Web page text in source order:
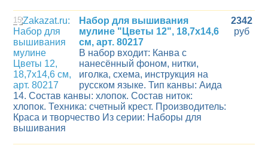
15
Набор для вышивания
мулине "Цветы 12", 18,7х14,6
см, арт. 80217
В набор входит: Канва с
нанесённый фоном, нитки,
иголка, схема, инструкция на
русском языке. Тип канвы: Аида
14. Состав канвы: хлопок. Состав ниток:
хлопок. Техника: счетный крест. Производитель:
Краса и творчество Из серии: Наборы для
вышивания
2342
руб